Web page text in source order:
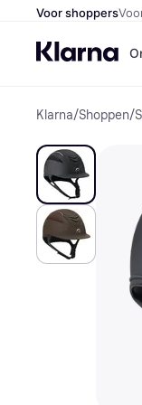
Voor shoppers
Klarna/Shoppen/